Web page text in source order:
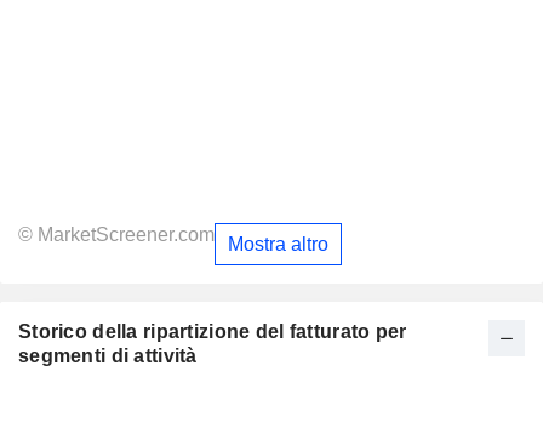
© MarketScreener.com Mostra altro
Storico della ripartizione del fatturato per
segmenti di attività